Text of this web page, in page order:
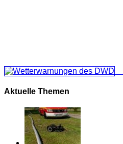
Aktuelle Themen